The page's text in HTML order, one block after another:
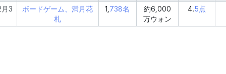
3
ボードゲーム、満月花
札
1, 738名
約6,000
万ウォン
4.5点